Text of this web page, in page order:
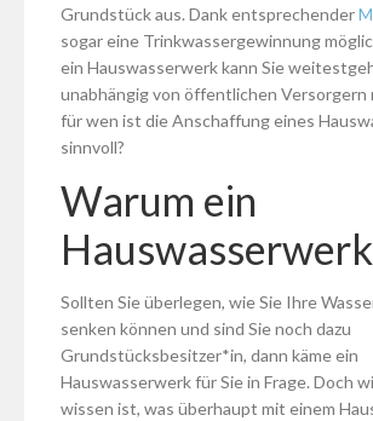
Grundstück aus. Dank entsprechender
sogar eine Trinkwassergewinnung
ein Hauswasserwerk kann Sie
unabhängig von öffentlichen Versorgern
für wen ist die Anschaffung eines
sinnvoll?
Warum ein
Sollten Sie überlegen, wie Sie Ihre
senken können und sind Sie noch dazu
Grundstücksbesitzer*in, dann käme ein
Hauswasserwerk für Sie in Frage. Doch
wissen ist, was überhaupt mit einem